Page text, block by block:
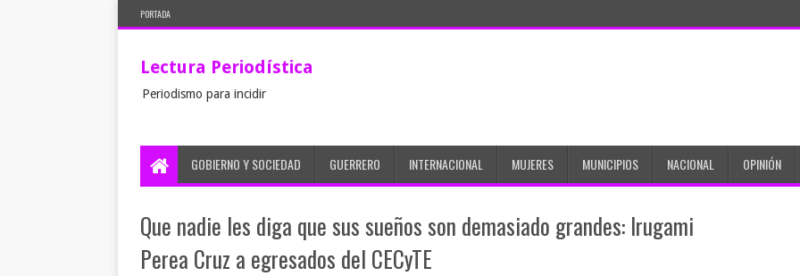
PORTADA
Lectura Periodística
Periodismo para incidir
GOBIERNO Y SOCIEDAD GUERRERO INTERNACIONAL MUJERES MUNICIPIOS NACIONAL OPINIÓN
Que nadie les diga que sus sueños son demasiado grandes: Irugami
Perea Cruz a egresados del CECyTE